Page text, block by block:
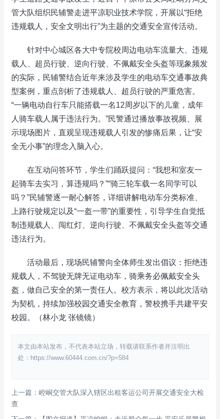
管大队组织民辅警走进平凉职业技术学院，开展以“拒绝
违规载人，安全文明出行”为主题的交通安全宣传活动。
针对中心城区各大中专院校周边电动车流量大、违规
载人、超员行驶、逆向行驶、不佩戴安全头盔等现象频发
的实际，民辅警结合近年来涉及学生的电动车交通事故典
型案例，重点剖析了违规载人、超员行驶的严重危害。
“一辆电动自行车只能搭载一名12周岁以下的儿童，成年
人骑车载人属于违法行为。”民警通过播放事故视频、展
示现场图片，直观呈现违规载人引发的惨痛后果，让“安
全无小事”的理念入脑入心。
在互动问答环节，学生们踊跃提问：“我想和室友一
起骑车去实习，算违规吗？”“骑三轮车载一名同学可以
吗？”民辅警逐一耐心解答，详细讲解电动车分类标准、
上路行驶规定以及“一盔一带”的重要性，引导学生自觉抵
制违规载人、闯红灯、逆向行驶、不佩戴安全头盔等交通
违法行为。
活动最后，现场民辅警向全体师生发出倡议：拒绝违
规载人，不驾驶无牌无证电动车，骑乘务必佩戴安全头
盔，做自己安全的第一责任人。校方表示，将以此次活动
为契机，持续加强校园交通安全教育，警校携手共建平安
校园。（林小龙 张镜镜）
本文由本站发布，不代表本站立场，转载请联系作者并注明出
处：https://www.60444.com.cn/?p=584
上一篇：崆峒交管大队深入辖区出租客运公司开展交通安全大检
查